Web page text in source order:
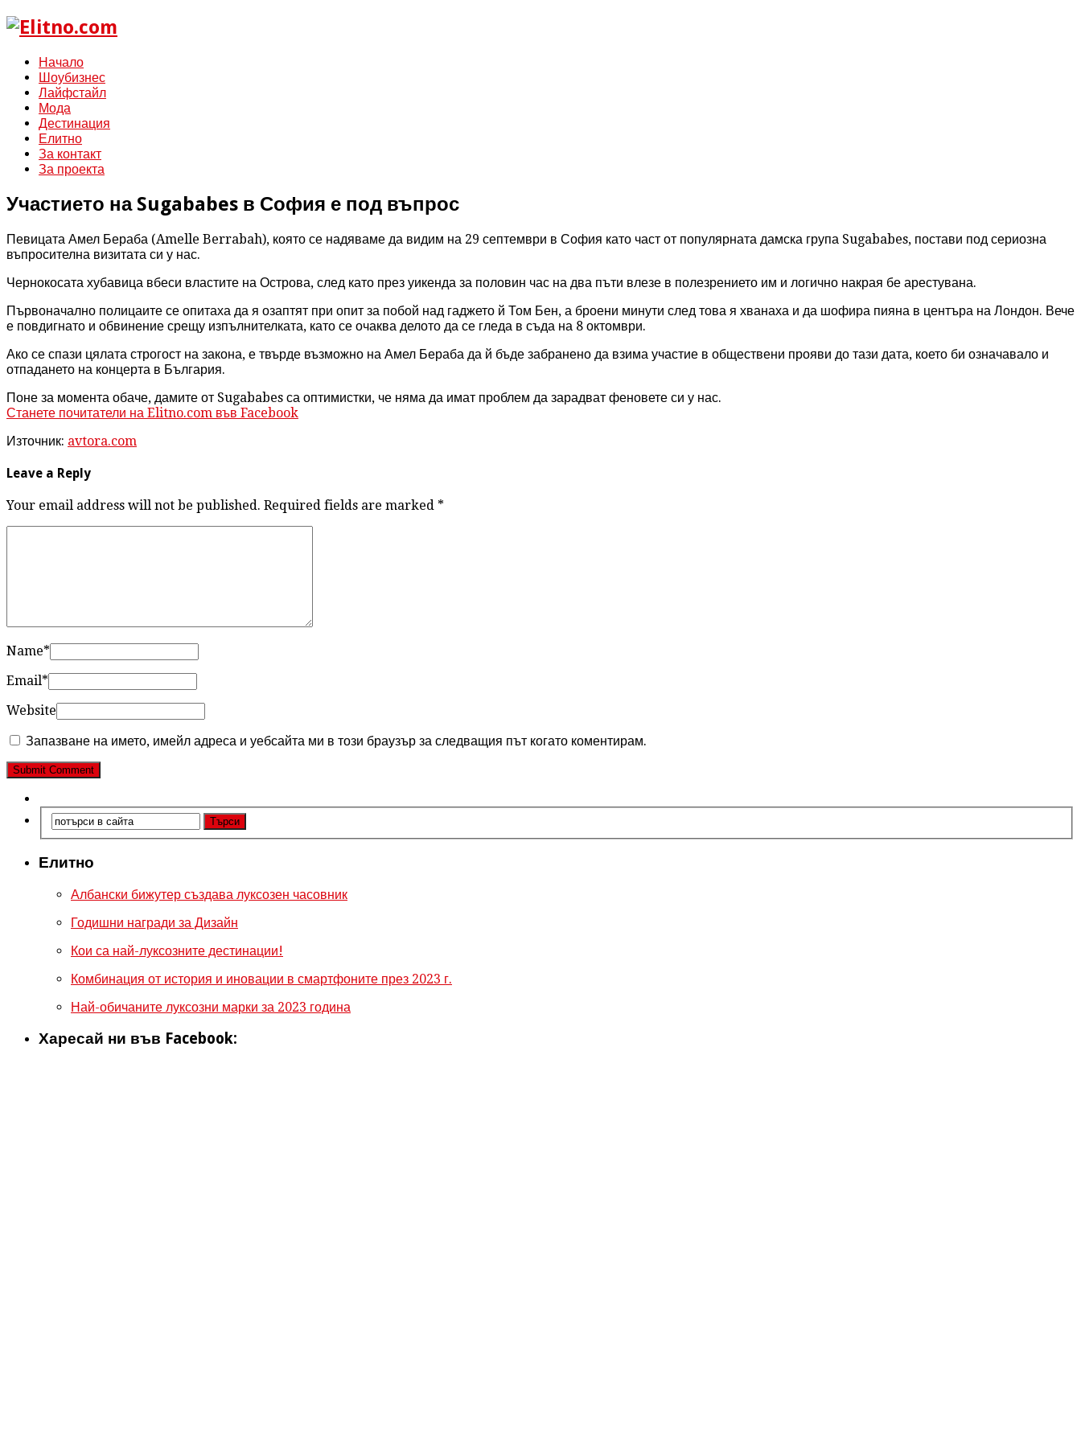
Начало
Шоубизнес
Лайфстайл
Мода
Дестинация
Елитно
За контакт
За проекта
Участието на Sugababes в София е под въпрос
Певицата Амел Бераба (Amelle Berrabah), която се надяваме да видим на 29 септември в София като част от популярната дамска група Sugababes, постави под сериозна
въпросителна визитата си у нас.
Чернокосата хубавица вбеси властите на Острова, след като през уикенда за половин час на два пъти влезе в полезрението им и логично накрая бе арестувана.
Първоначално полицаите се опитаха да я озаптят при опит за побой над гаджето й Том Бен, а броени минути след това я хванаха и да шофира пияна в центъра на Лондон. Вече
е повдигнато и обвинение срещу изпълнителката, като се очаква делото да се гледа в съда на 8 октомври.
Ако се спази цялата строгост на закона, е твърде възможно на Амел Бераба да й бъде забранено да взима участие в обществени прояви до тази дата, което би означавало и
отпадането на концерта в България.
Поне за момента обаче, дамите от Sugababes са оптимистки, че няма да имат проблем да зарадват феновете си у нас.
Станете почитатели на Elitno.com във Facebook
Източник: avtora.com
Leave a Reply
Your email address will not be published. Required fields are marked *
Name*
Email*
Website
Запазване на името, имейл адреса и уебсайта ми в този браузър за следващия път когато коментирам.
Елитно
Албански бижутер създава луксозен часовник
Годишни награди за Дизайн
Кои са най-луксозните дестинации!
Комбинация от история и иновации в смартфоните през 2023 г.
Най-обичаните луксозни марки за 2023 година
Харесай ни във Facebook: